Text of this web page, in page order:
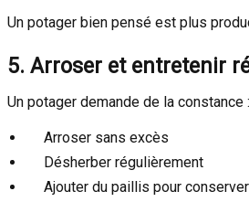
Un potager bien pensé est plus
5. Arroser et entretenir
Un potager demande de la constance :
Arroser sans excès
Désherber régulièrement
Ajouter du paillis pour